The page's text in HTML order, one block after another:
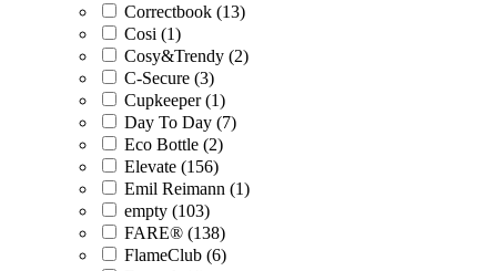
Correctbook (13)
Cosi (1)
Cosy&Trendy (2)
C-Secure (3)
Cupkeeper (1)
Day To Day (7)
Eco Bottle (2)
Elevate (156)
Emil Reimann (1)
empty (103)
FARE® (138)
FlameClub (6)